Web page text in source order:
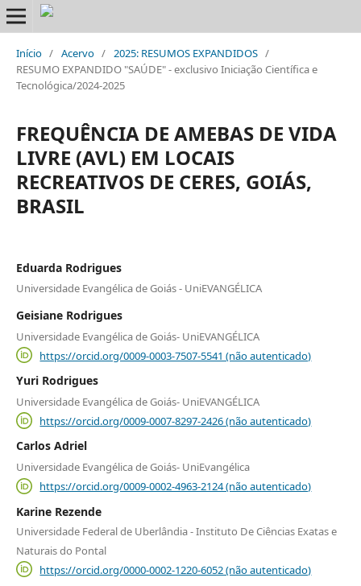
Início / Acervo / 2025: RESUMOS EXPANDIDOS /
RESUMO EXPANDIDO "SAÚDE" - exclusivo Iniciação Científica e
Tecnológica/2024-2025
FREQUÊNCIA DE AMEBAS DE VIDA
LIVRE (AVL) EM LOCAIS
RECREATIVOS DE CERES, GOIÁS,
BRASIL
Eduarda Rodrigues
Universidade Evangélica de Goiás - UniEVANGÉLICA
Geisiane Rodrigues
Universidade Evangélica de Goiás- UniEVANGÉLICA
https://orcid.org/0009-0003-7507-5541 (não autenticado)
Yuri Rodrigues
Universidade Evangélica de Goiás- UniEVANGÉLICA
https://orcid.org/0009-0007-8297-2426 (não autenticado)
Carlos Adriel
Universidade Evangélica de Goiás- UniEvangélica
https://orcid.org/0009-0002-4963-2124 (não autenticado)
Karine Rezende
Universidade Federal de Uberlândia - Instituto De Ciências Exatas e
Naturais do Pontal
https://orcid.org/0000-0002-1220-6052 (não autenticado)